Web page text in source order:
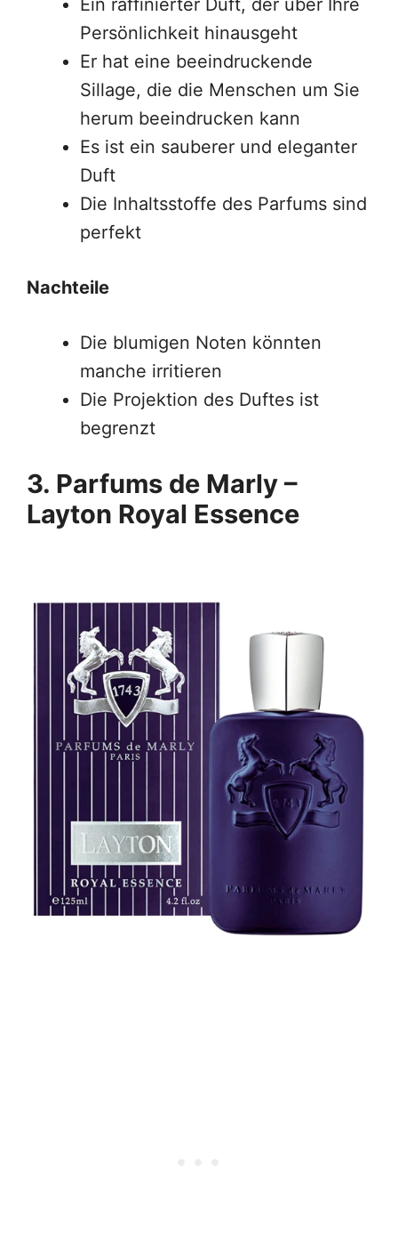
Ein raffinierter Duft, der über Ihre
Persönlichkeit hinausgeht
Er hat eine beeindruckende
Sillage, die die Menschen um Sie
herum beeindrucken kann
Es ist ein sauberer und eleganter
Duft
Die Inhaltsstoffe des Parfums sind
perfekt
Nachteile
Die blumigen Noten könnten
manche irritieren
Die Projektion des Duftes ist
begrenzt
3. Parfums de Marly –
Layton Royal Essence